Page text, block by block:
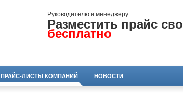
Руководителю и менеджеру
Разместить прайс
бесплатно
ПРАЙС-ЛИСТЫ КОМПАНИЙ НОВОСТИ